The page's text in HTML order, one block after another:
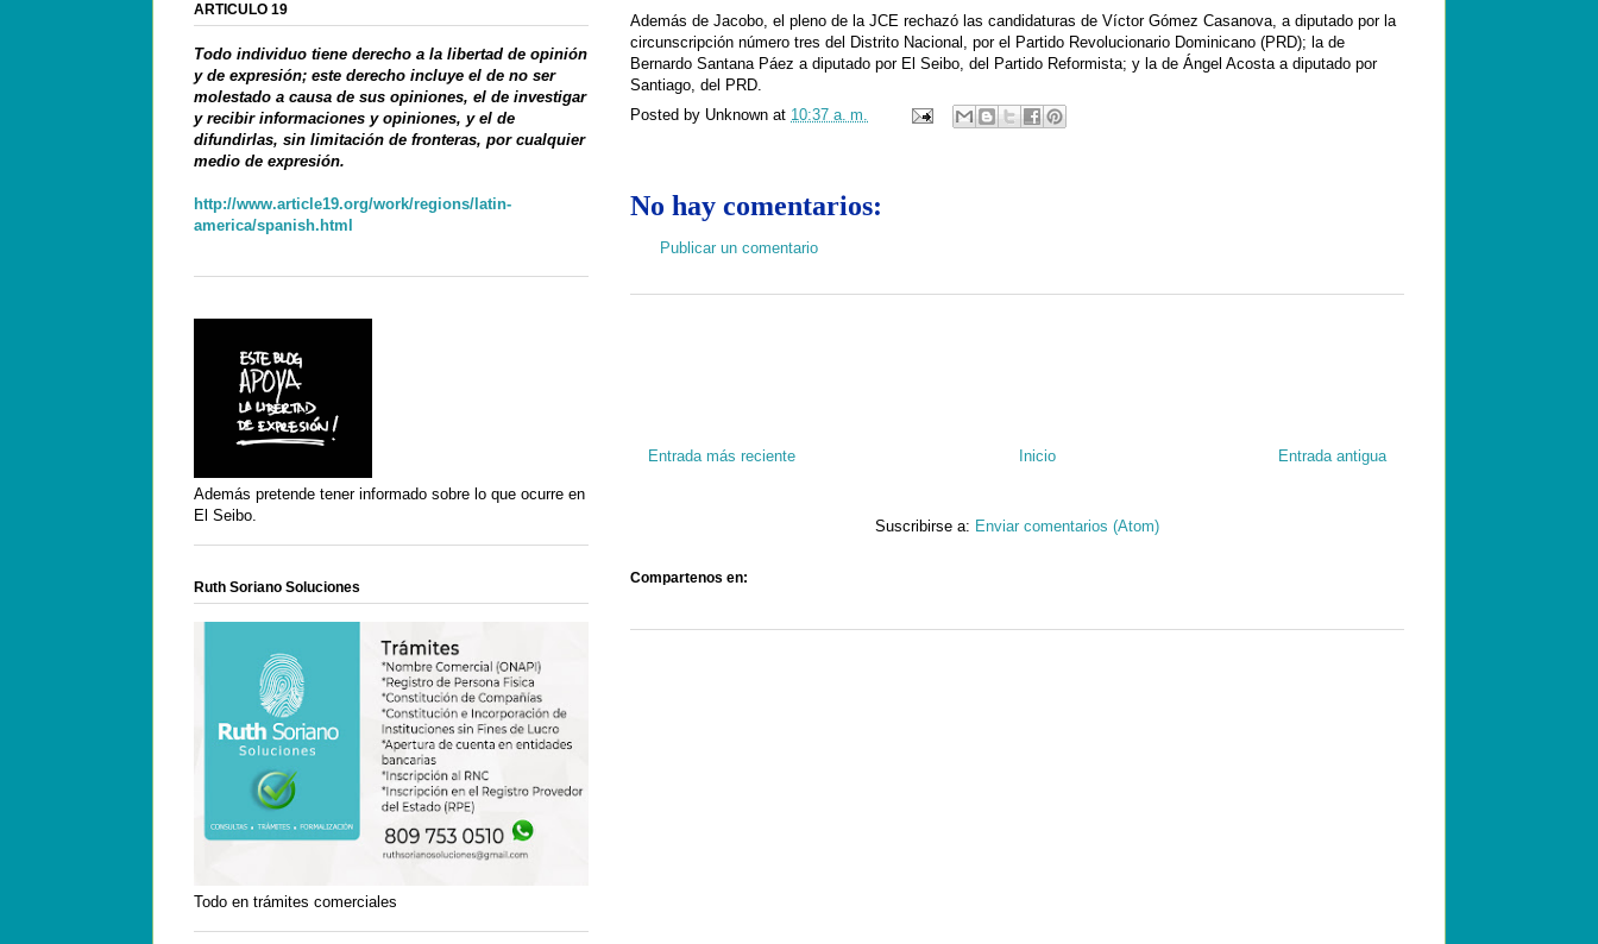
Además de Jacobo, el pleno de la JCE rechazó las candidaturas de Víctor Gómez Casanova, a diputado por la
circunscripción número tres del Distrito Nacional, por el Partido Revolucionario Dominicano (PRD); la de
Bernardo Santana Páez a diputado por El Seibo, del Partido Reformista; y la de Ángel Acosta a diputado por
Santiago, del PRD.
Posted by Unknown at 10:37 a. m.
No hay comentarios:
Publicar un comentario
Entrada más reciente Entrada antigua
Inicio
Suscribirse a: Enviar comentarios (Atom)
Compartenos en:
ARTICULO 19
Todo individuo tiene derecho a la libertad de opinión
y de expresión; este derecho incluye el de no ser
molestado a causa de sus opiniones, el de investigar
y recibir informaciones y opiniones, y el de
difundirlas, sin limitación de fronteras, por cualquier
medio de expresión.
http://www.article19.org/work/regions/latin-
america/spanish.html
Además pretende tener informado sobre lo que ocurre en
El Seibo.
Ruth Soriano Soluciones
Todo en trámites comerciales